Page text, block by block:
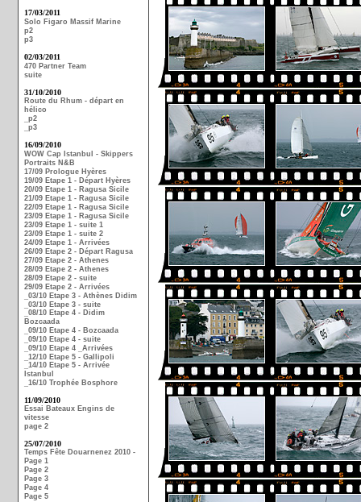
17/03/2011
Solo Figaro Massif Marine
p2
p3
02/03/2011
470 Partner Team
suite
31/10/2010
Route du Rhum - départ en
hélico
_p2
_p3
16/09/2010
WOW Cap Istanbul - Skippers
Portraits N&B
17/09 Prologue Hyères
19/09 Etape 1 - Départ Hyères
20/09 Etape 1 - Ragusa Sicile
21/09 Etape 1 - Ragusa Sicile
22/09 Etape 1 - Ragusa Sicile
23/09 Etape 1 - Ragusa Sicile
23/09 Etape 1 - suite 1
23/09 Etape 1 - suite 2
24/09 Etape 1 - Arrivées
26/09 Etape 2 - Départ Ragusa
27/09 Etape 2 - Athenes
28/09 Etape 2 - Athenes
28/09 Etape 2 - suite
29/09 Etape 2 - Arrivées
_03/10 Etape 3 - Athènes Didim
_03/10 Etape 3 - suite
_08/10 Etape 4 - Didim
Bozcaada
_09/10 Etape 4 - Bozcaada
_09/10 Etape 4 - suite
_09/10 Etape 4 _Arrivées
_12/10 Etape 5 - Gallipoli
_14/10 Etape 5 - Arrivée
Istanbul
_16/10 Trophée Bosphore
11/09/2010
Essai Bateaux Engins de
vitesse
page 2
25/07/2010
Temps Fête Douarnenez 2010 -
Page 1
Page 2
Page 3
Page 4
Page 5